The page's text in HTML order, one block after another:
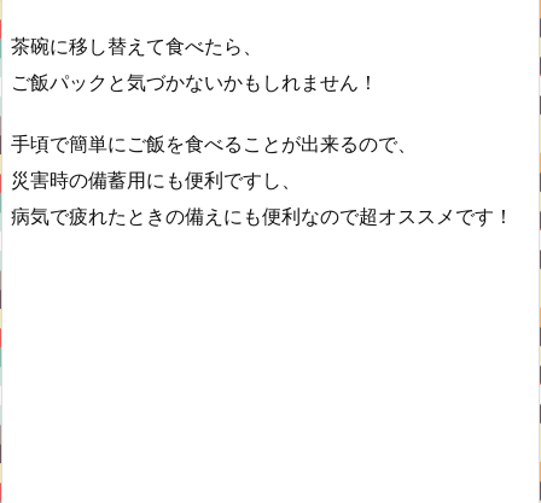
茶碗に移し替えて食べたら、
ご飯パックと気づかないかもしれません！
手頃で簡単にご飯を食べることが出来るので、
災害時の備蓄用にも便利ですし、
病気で疲れたときの備えにも便利なので超オススメです！